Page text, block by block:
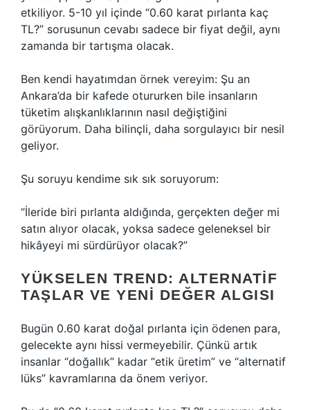
etkiliyor. 5-10 yıl içinde “0.60 karat pırlanta kaç
TL?” sorusunun cevabı sadece bir fiyat değil, aynı
zamanda bir tartışma olacak.
Ben kendi hayatımdan örnek vereyim: Şu an
Ankara’da bir kafede otururken bile insanların
tüketim alışkanlıklarının nasıl değiştiğini
görüyorum. Daha bilinçli, daha sorgulayıcı bir nesil
geliyor.
Şu soruyu kendime sık sık soruyorum:
“İleride biri pırlanta aldığında, gerçekten değer mi
satın alıyor olacak, yoksa sadece geleneksel bir
hikâyeyi mi sürdürüyor olacak?”
YÜKSELEN TREND: ALTERNATIF
TAŞLAR VE YENI DEĞER ALGISI
Bugün 0.60 karat doğal pırlanta için ödenen para,
gelecekte aynı hissi vermeyebilir. Çünkü artık
insanlar “doğallık” kadar “etik üretim” ve “alternatif
lüks” kavramlarına da önem veriyor.